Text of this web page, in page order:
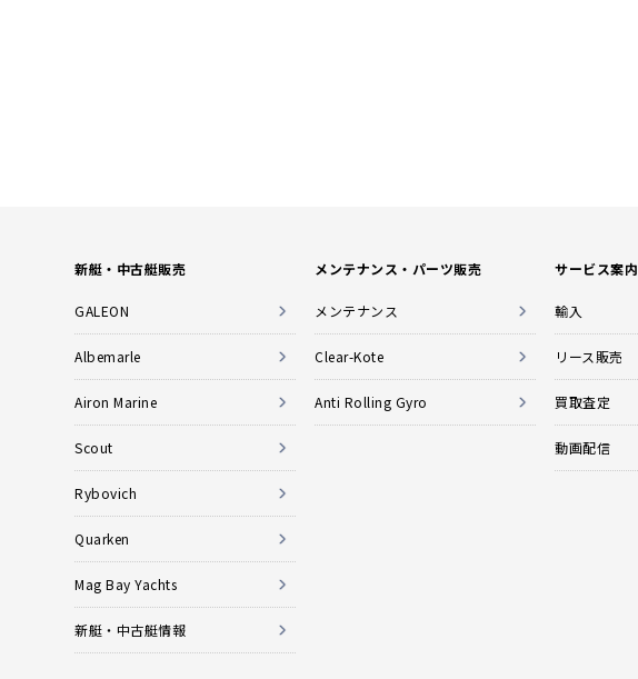
新艇・中古艇販売
GALEON
Albemarle
Airon Marine
Scout
Rybovich
Quarken
Mag Bay Yachts
新艇・中古艇情報
メンテナンス・パーツ販売
メンテナンス
Clear-Kote
Anti Rolling Gyro
サービス案内
輸入
リース販売
買取査定
動画配信